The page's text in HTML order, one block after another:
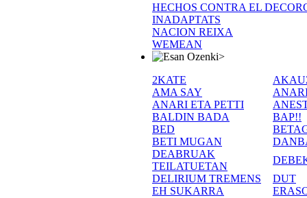
HECHOS CONTRA EL
INADAPTATS
NACION REIXA
WEMEAN
>
2KATE
AMA SAY
ANARI ETA PETTI
BALDIN BADA
BAP!!
BED
BETI MUGAN
DEABRUAK
TEILATUETAN
DELIRIUM TREMENS
DUT
EH SUKARRA